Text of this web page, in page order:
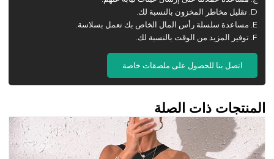
D. تقليل مخاطر المخزون بالنسبة لك.
E. مساعدة سلسلة رأس المال الخاص بك تعمل بسلاسة.
F. توفير المزيد من الوقت بالنسبة لك.
اتصل بنا للحصول على ملصقات خاصة
المنتجات ذات الصلة